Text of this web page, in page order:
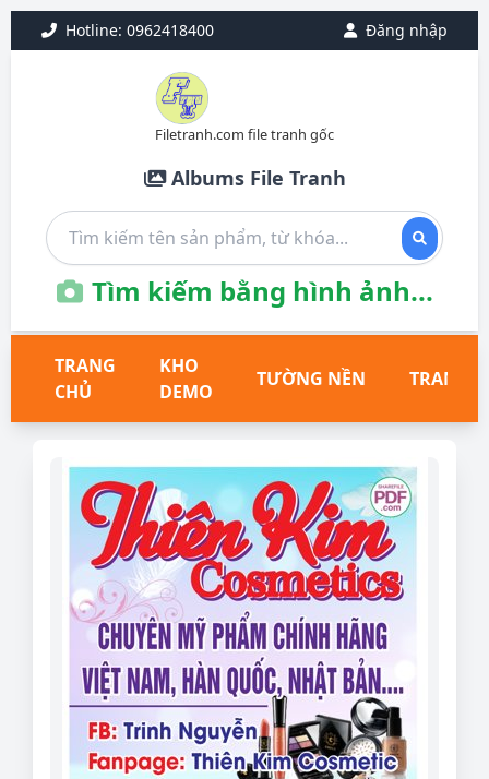
Hotline: 0962418400 Đăng nhập
Filetranh.com file tranh gốc
Albums File Tranh
Tìm kiếm bằng hình ảnh...
TRANG
CHỦ
KHO
DEMO
TƯỜNG NỀN TRANH